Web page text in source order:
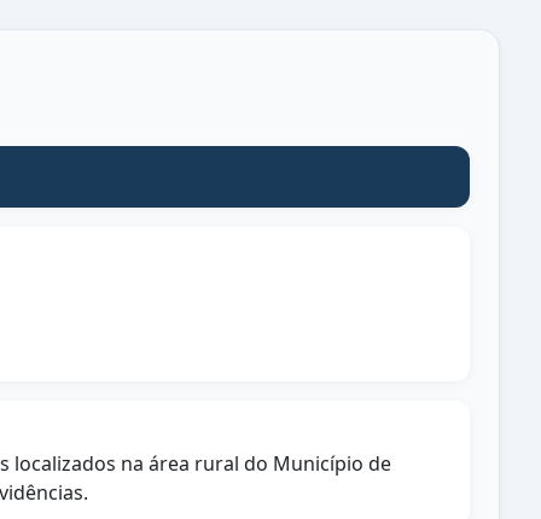
localizados na área rural do Município de